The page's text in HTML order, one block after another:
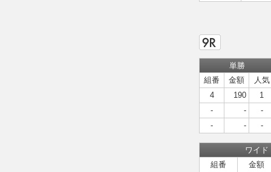
単勝
組番
金額
人気
4
190
1
-
-
-
-
- -
ワイド
組番
金額